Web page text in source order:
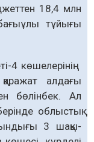
18,4 млн
тұйығы
4 көшелерінің
алдағы
бөлінбек. Ал
облыстық
3 шақы­